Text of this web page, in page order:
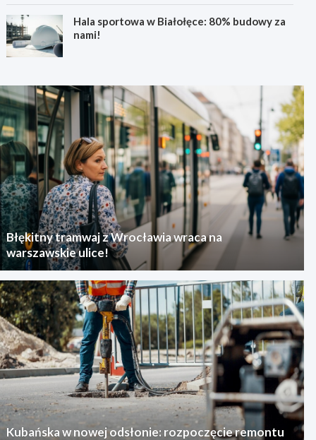
Hala sportowa w Białołęce: 80% budowy za
nami!
Błękitny tramwaj z Wrocławia wraca na
warszawskie ulice!
Kubańska w nowej odsłonie: rozpoczęcie remontu